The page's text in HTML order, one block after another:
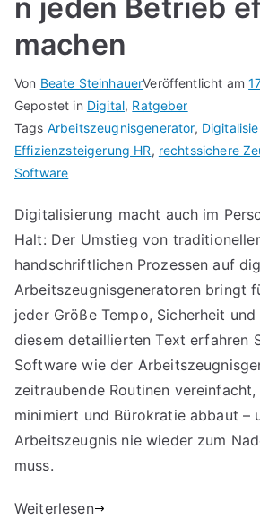
n jeden Betrieb
machen
Von Beate SteinhauerVeröffentlicht am
Gepostet in Digital, Ratgeber
Tags Arbeitszeugnisgenerator,
Effizienzsteigerung HR, rechtssichere
Software
Digitalisierung macht auch im
Halt: Der Umstieg von
handschriftlichen Prozessen auf
Arbeitszeugnisgeneratoren bringt
jeder Größe Tempo, Sicherheit und
diesem detaillierten Text erfahren
Software wie der
zeitraubende Routinen vereinfacht,
minimiert und Bürokratie abbaut –
Arbeitszeugnis nie wieder zum
muss.
Weiterlesen